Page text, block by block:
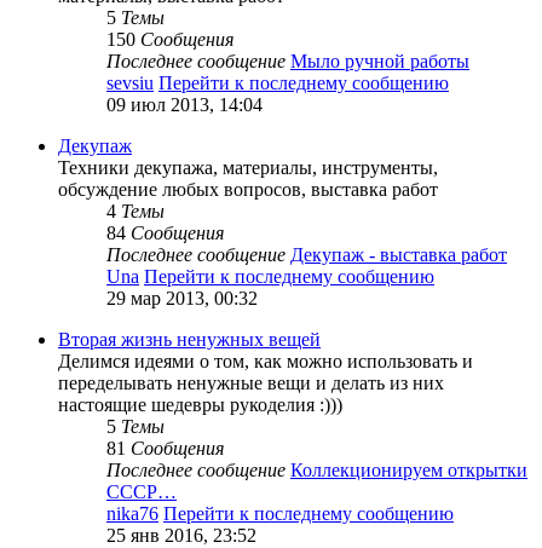
5 Темы
150 Сообщения
Последнее сообщение Мыло ручной работы
sevsiu Перейти к последнему сообщению
09 июл 2013, 14:04
Декупаж
Техники декупажа, материалы, инструменты,
обсуждение любых вопросов, выставка работ
4 Темы
84 Сообщения
Последнее сообщение Декупаж - выставка работ
Una Перейти к последнему сообщению
29 мар 2013, 00:32
Вторая жизнь ненужных вещей
Делимся идеями о том, как можно использовать и
переделывать ненужные вещи и делать из них
настоящие шедевры рукоделия :)))
5 Темы
81 Сообщения
Последнее сообщение Коллекционируем открытки
СССР…
nika76 Перейти к последнему сообщению
25 янв 2016, 23:52